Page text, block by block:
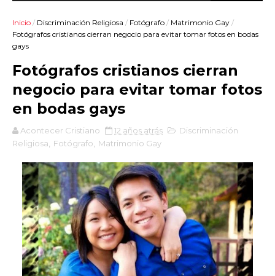
Inicio / Discriminación Religiosa / Fotógrafo / Matrimonio Gay /
Fotógrafos cristianos cierran negocio para evitar tomar fotos en bodas
gays
Fotógrafos cristianos cierran
negocio para evitar tomar fotos
en bodas gays
Acontecer Cristiano 12 años atrás
Discriminación
Religiosa
Fotógrafo Matrimonio Gay